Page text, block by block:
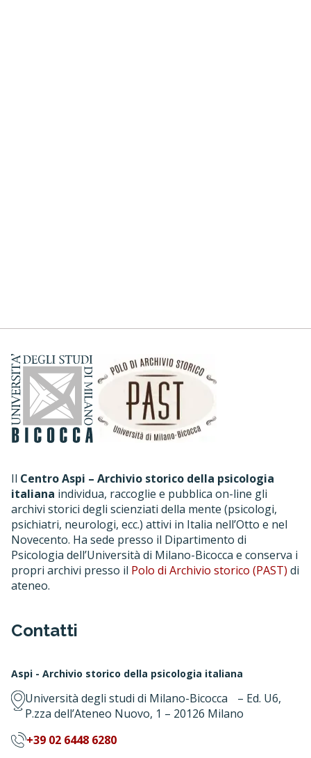
Il Centro Aspi – Archivio storico della psicologia
italiana individua, raccoglie e pubblica on-line gli
archivi storici degli scienziati della mente (psicologi,
psichiatri, neurologi, ecc.) attivi in Italia nell’Otto e nel
Novecento. Ha sede presso il Dipartimento di
Psicologia dell’Università di Milano-Bicocca e conserva i
propri archivi presso il Polo di Archivio storico (PAST) di
ateneo.
Contatti
Aspi - Archivio storico della psicologia italiana
Università degli studi di Milano-Bicocca – Ed. U6,
P.zza dell’Ateneo Nuovo, 1 – 20126 Milano
+39 02 6448 6280